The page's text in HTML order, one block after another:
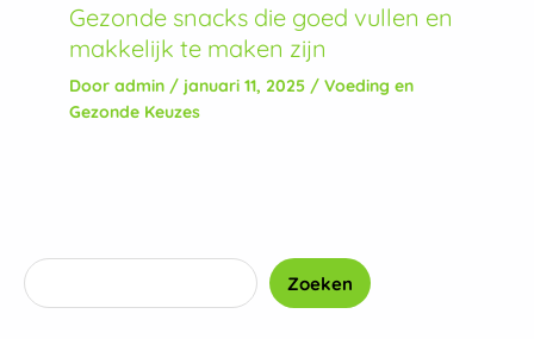
Gezonde snacks die goed vullen en
makkelijk te maken zijn
Door admin / januari 11, 2025 / Voeding en
Gezonde Keuzes
Zoeken